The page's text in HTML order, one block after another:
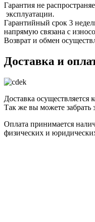
Гарантия не
эксплуатации.
Гарантийный срок 3
напрямую связана с
Возврат и обмен
Доставка и
Доставка
Так же вы можете забрать
Оплата принимается
физических и